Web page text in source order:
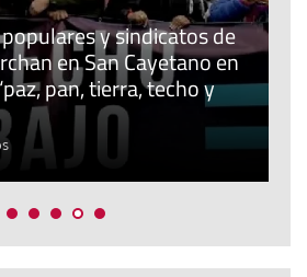
y sindicatos de
en San Cayetano en
pan, tierra, techo y